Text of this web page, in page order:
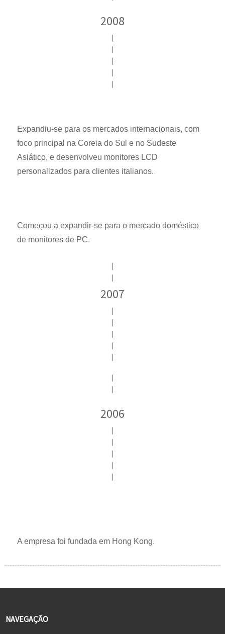
2008
|
|
|
|
|
Expandiu-se para os mercados internacionais, com
foco principal na Coreia do Sul e no Sudeste
Asiático, e desenvolveu monitores LCD
personalizados para clientes italianos.
Começou a expandir-se para o mercado doméstico
de monitores de PC.
|
|
2007
|
|
|
|
|
|
|
2006
|
|
|
|
|
A empresa foi fundada em Hong Kong.
NAVEGAÇÃO